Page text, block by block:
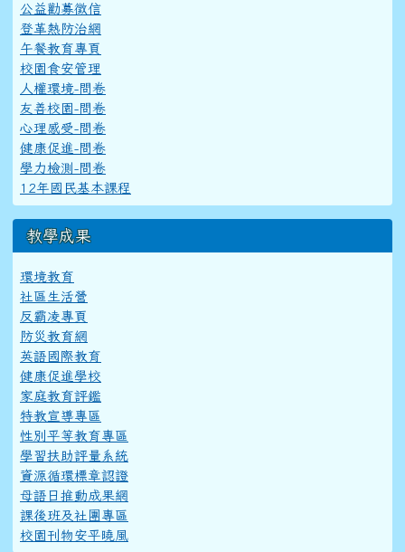
公益勸募徵信
登革熱防治網
午餐教育專頁
校園食安管理
人權環境-問卷
友善校園-問卷
心理感受-問卷
健康促進-問卷
學力檢測-問卷
12年國民基本課程
教學成果
環境教育
社區生活營
反霸凌專頁
防災教育網
英語國際教育
健康促進學校
家庭教育評鑑
特教宣導專區
性別平等教育專區
學習扶助評量系統
資源循環標章認證
母語日推動成果網
課後班及社團專區
校園刊物安平曉風